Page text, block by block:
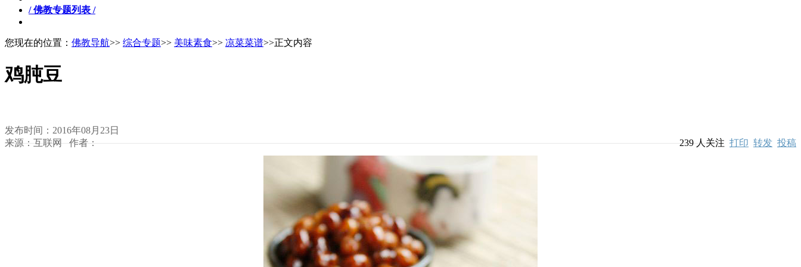
/ 佛教专题列表 /
您现在的位置： 佛教导航>> 综合专题>> 美味素食>> 凉菜菜谱>>正文内容
鸡肫豆
发布时间：2016年08月23日
来源：互联网 作者：
239人关注 打印 转发 投稿